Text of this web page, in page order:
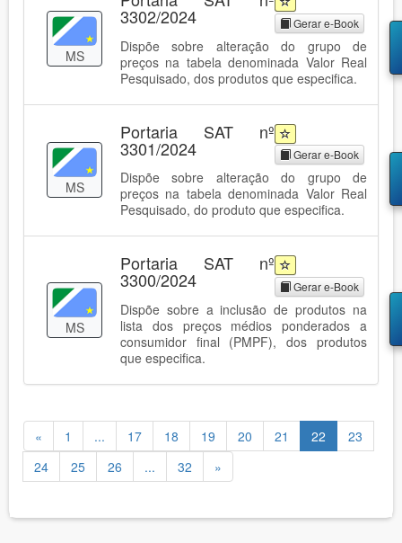
MS
3302/2024 Gerar e-Book
Dispõe sobre alteração do grupo de
preços na tabela denominada Valor Real
Pesquisado, dos produtos que especifica.
MS
Portaria SAT nº
3301/2024 Gerar e-Book
Dispõe sobre alteração do grupo de
preços na tabela denominada Valor Real
Pesquisado, do produto que especifica.
MS
Portaria SAT nº
3300/2024 Gerar e-Book
Dispõe sobre a inclusão de produtos na
lista dos preços médios ponderados a
consumidor final (PMPF), dos produtos
que especifica.
« 1 ... 17 18 19 20 21 22
23
24
25 26 ... 32 »